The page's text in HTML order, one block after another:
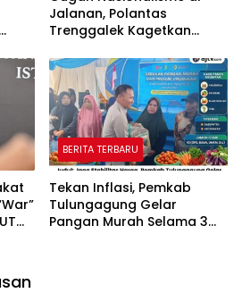
Jalanan, Polantas
Trenggalek Kagetkan
BERITA TERBARU
Tekan Inflasi, Pemkab
Tulungagung Gelar
Pangan Murah Selama 3